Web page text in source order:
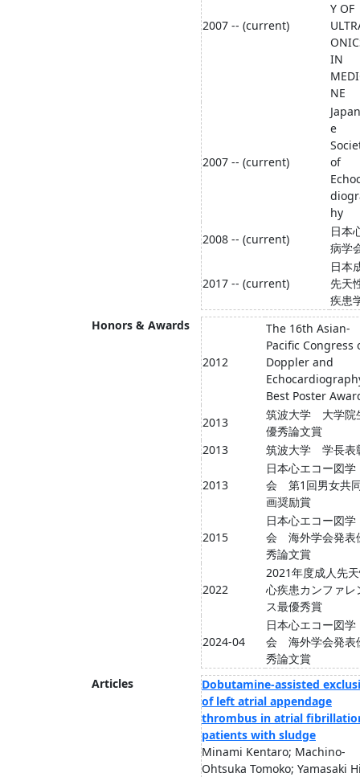
2007 -- (current)
Y OF
IN
NE
2007 -- (current)
e
of
hy
2008 -- (current)
日本
病学
2017 -- (current)
日本
先天
疾患
Honors & Awards
2012
The 16th Asian-
Pacific Congress
Doppler and
Best Poster
2013
筑波大学 大学院
優秀論文賞
2013
筑波大学 学長表
2013
日本心エコー図学
会 第1回男女共
画奨励賞
2015
日本心エコー図学
会 海外学会発表
秀論文賞
2022
2021年度成人先
心疾患カンファレ
ス最優秀賞
2024-04
日本心エコー図学
会 海外学会発表
秀論文賞
Articles
Dobutamine-assisted
of left atrial appendage
thrombus in atrial
patients with sludge
Minami Kentaro; Machino-
Ohtsuka Tomoko; Yamasaki